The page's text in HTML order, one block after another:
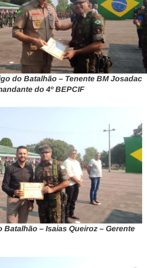
do Batalhão – Tenente BM Josadac
do 4º BEPCIF
Batalhão – Isaias Queiroz – Gerente